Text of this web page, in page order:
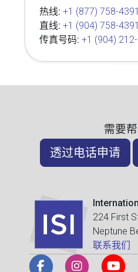
热线: +1 (877) 758-4391
直线: +1 (904) 758-4391
传真号码: +1 (904)
需要帮
透过电话申请
224 First
Neptune
联系我们